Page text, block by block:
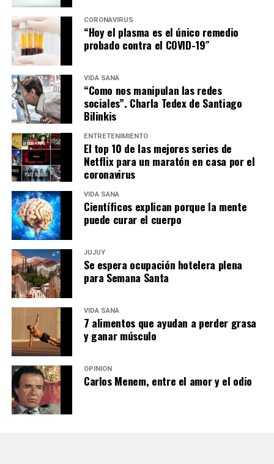
CORONAVIRUS
“Hoy el plasma es el único remedio
probado contra el COVID-19″
VIDA SANA
“Como nos manipulan las redes
sociales”. Charla Tedex de Santiago
Bilinkis
ENTRETENIMIENTO
El top 10 de las mejores series de
Netflix para un maratón en casa por el
coronavirus
VIDA SANA
Científicos explican porque la mente
puede curar el cuerpo
JUJUY
Se espera ocupación hotelera plena
para Semana Santa
VIDA SANA
7 alimentos que ayudan a perder grasa
y ganar músculo
OPINIÓN
Carlos Menem, entre el amor y el odio